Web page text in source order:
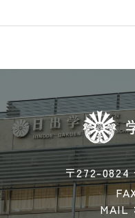
〒272-0824
MAIL